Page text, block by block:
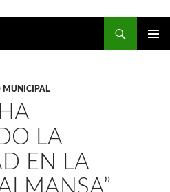
MUNICIPAL
LA
EN LA